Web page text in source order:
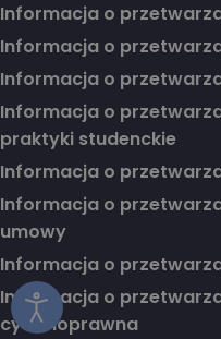
Informacja o
Informacja o
Informacja o
Informacja o
praktyki studenckie
Informacja o
Informacja o
umowy
Informacja o
Informacja o
cywilnoprawna